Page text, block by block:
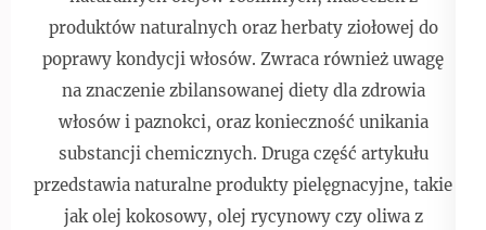
produktów naturalnych oraz herbaty ziołowej do
poprawy kondycji włosów. Zwraca również uwagę
na znaczenie zbilansowanej diety dla zdrowia
włosów i paznokci, oraz konieczność unikania
substancji chemicznych. Druga część artykułu
przedstawia naturalne produkty pielęgnacyjne, takie
jak olej kokosowy, olej rycynowy czy oliwa z